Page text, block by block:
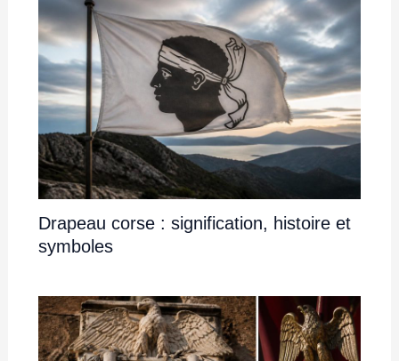
Drapeau corse : signification, histoire et
symboles